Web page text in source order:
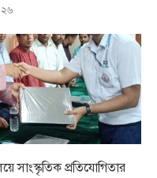
সাংস্কৃতিক প্রতিযোগিতার